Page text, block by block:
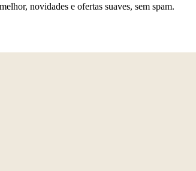
novidades e ofertas suaves, sem spam.